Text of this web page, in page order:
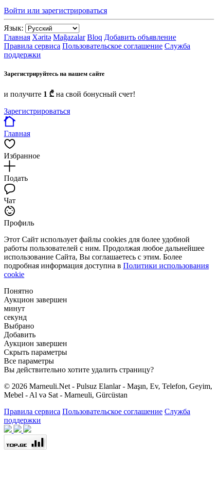
Войти или зарегистрироваться
Язык:
Главная Xəritə Mağazalar Bloq Добавить объявление
Правила сервиса Пользовательское соглашение Служба
поддержки
Зарегистрируйтесь на нашем сайте
и получите 1 ₾ на свой бонусный счет!
Зарегистрироваться
Главная
Избранное
Подать
Чат
Профиль
Этот Сайт использует файлы cookies для более удобной
работы пользователей с ним. Продолжая любое дальнейшее
использование Сайта, Вы соглашаетесь с этим. Более
подробная информация доступна в Политики использования
cookie
Понятно
Аукцион завершен
минут
секунд
Выбрано
Добавить
Аукцион завершен
Скрыть параметры
Все параметры
Вы действительно хотите удалить страницу?
© 2026 Marneuli.Net - Pulsuz Elanlar - Maşın, Ev, Telefon, Geyim,
Mebel - Al və Sat - Marneuli, Gürcüstan
Правила сервиса Пользовательское соглашение Служба
поддержки